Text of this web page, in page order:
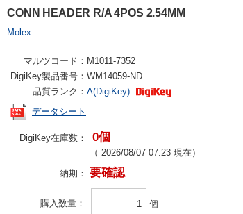
CONN HEADER R/A 4POS 2.54MM
Molex
マルツコード： M1011-7352
DigiKey製品番号： WM14059-ND
品質ランク： A(DigiKey)
データシート
DigiKey在庫数： 0個
（ 2026/08/07 07:23 現在）
納期： 要確認
購入数量 個